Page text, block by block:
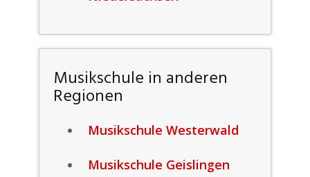
Musikschule in anderen
Regionen
Musikschule Westerwald
Musikschule Geislingen